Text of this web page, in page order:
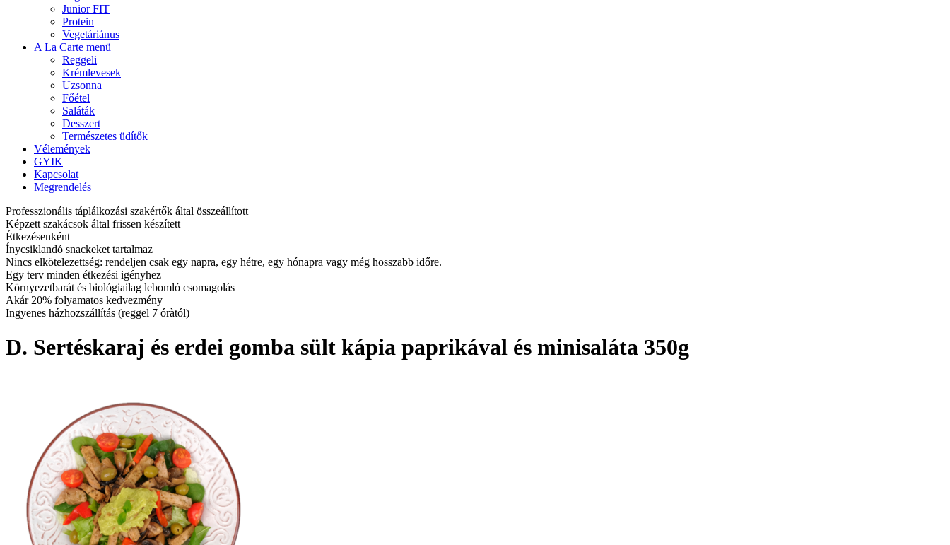
Junior FIT
Protein
Vegetáriánus
A La Carte menü
Reggeli
Krémlevesek
Uzsonna
Főétel
Saláták
Desszert
Természetes üdítők
Vélemények
GYIK
Kapcsolat
Megrendelés
Professzionális táplálkozási szakértők által összeállított
Képzett szakácsok által frissen készített
Étkezésenként
Ínycsiklandó snackeket tartalmaz
Nincs elkötelezettség: rendeljen csak egy napra, egy hétre, egy hónapra vagy még hosszabb időre.
Egy terv minden étkezési igényhez
Környezetbarát és biológiailag lebomló csomagolás
Akár 20% folyamatos kedvezmény
Ingyenes házhozszállítás (reggel 7 óràtól)
D. Sertéskaraj és erdei gomba sült kápia paprikával és minisaláta 350g